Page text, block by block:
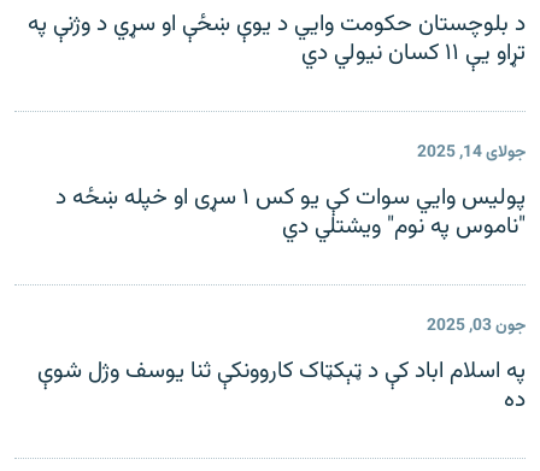
د بلوچستان حکومت وايي د یوې ښځې او سړي د وژنې په
تړاو یې ۱۱ کسان نیولي دي
جولای 14, 2025
پولیس وايي سوات کې یو کس ۱ سړی او خپله ښځه د
"ناموس په نوم" ویشتلي دي
جون 03, 2025
په اسلام اباد کې د ټېکټاک کاروونکې ثنا یوسف وژل شوې
ده